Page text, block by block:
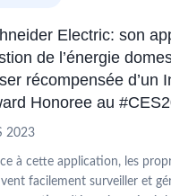
Electric: son
de l’énergie
récompensée d’un
Honoree au
2023
à cette application, les
facilement surveiller et